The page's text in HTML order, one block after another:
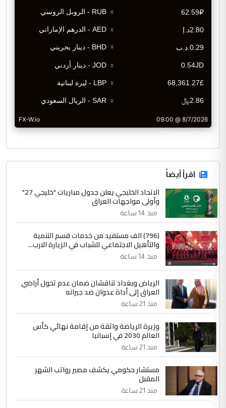
CurrencyRate
اقرأ أيضاً
الاتحاد الخليجي يعلن جدول مباريات "خليجي 27"
وأولى مواجهات العراق
منذ 14 ساعة
(796) الف مستفيد من خدمات قسم التنمية
والتأهيل الاجتماعي للشباب في الزيارة الارب...
منذ 14 ساعة
الرياض وبغداد تناقشان ضمان عدم تحول أراضي
العراق إلى أداة عدوان ضد جيرانه
منذ 21 ساعة
وزيرة الرياضة واثقة من إقامة نهائي كأس
العالم 2030 في إسبانيا
منذ 21 ساعة
مستشار حكومي يكشف مصير رواتب الشهر
المقبل
منذ 21 ساعة